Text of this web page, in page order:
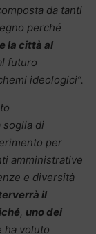
da tanti
perché
la città al
futuro
ideologici”.
soglia di
per
amministrative
e diversità
il
, uno dei
ha voluto